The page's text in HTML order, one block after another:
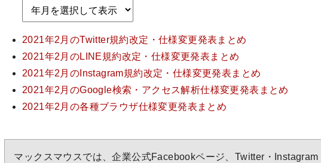
2021年2月のTwitter規約改定・仕様変更発表まとめ
2021年2月のLINE規約改定・仕様変更発表まとめ
2021年2月のInstagram規約改定・仕様変更発表まとめ
2021年2月のGoogle検索・アクセス解析仕様変更発表まとめ
2021年2月の各種ブラウザ仕様変更発表まとめ
マックスマウスでは、企業公式Facebookページ、Twitter・